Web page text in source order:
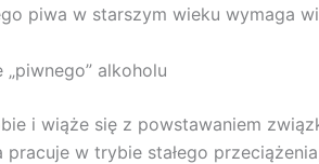
piwa w starszym wieku wymaga
alkoholu
i wiąże się z powstawaniem
w trybie stałego